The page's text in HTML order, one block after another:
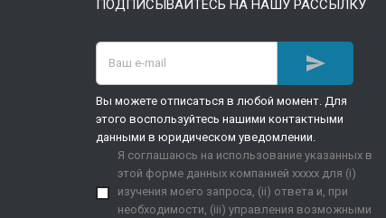
ПОДПИСЫВАЙТЕСЬ НА НАШУ РАССЫЛКУ

Вы можете отписаться в любой момент. Для
этого воспользуйтесь нашими контактными
данными в юридическом уведомлении.
Я соглашаюсь на использование указанных в
этой форме данных компанией xxxxx для (i)
изучения моего запроса, (ii) ответа и, при
необходимости, (iii) управления возможными